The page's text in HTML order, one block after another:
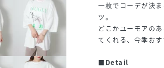
一枚でコーデが決
ツ。
どこかユーモアの
てくれる、今季お
■Detail